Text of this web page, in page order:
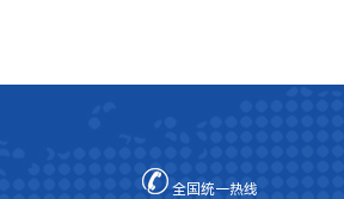
全国统一热线